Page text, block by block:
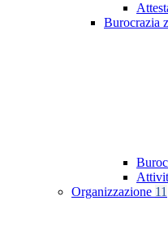
Burocrazia
Organizzazione 11